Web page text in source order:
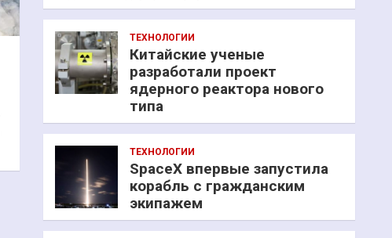
ТЕХНОЛОГИИ
Китайские ученые
разработали проект
ядерного реактора нового
типа
ТЕХНОЛОГИИ
SpaceX впервые запустила
корабль с гражданским
экипажем